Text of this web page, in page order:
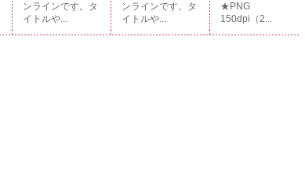
ンラインです。タ
イトルや...
ンラインです。タ
イトルや...
★PNG
150dpi（2...